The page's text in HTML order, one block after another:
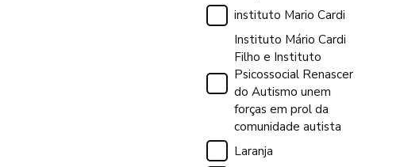
instituto Mario Cardi
Instituto Mário Cardi
Filho e Instituto
Psicossocial Renascer
do Autismo unem
forças em prol da
comunidade autista
Laranja